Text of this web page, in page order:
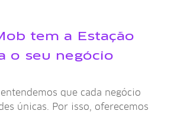
tem a Estação
o seu negócio
que cada negócio
únicas. Por isso, oferecemos